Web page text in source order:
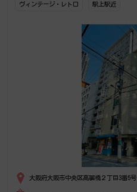
ヴィンテージ・レトロ 駅上駅近
大阪府大阪市中央区高麗橋２丁目3番5号